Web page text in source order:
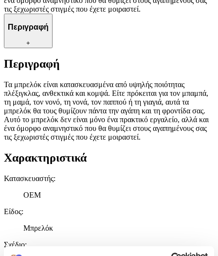
τις ξεχωριστές στιγμές που έχετε μοιραστεί.
Περιγραφή
+
Περιγραφή
Τα μπρελόκ είναι κατασκευασμένα από υψηλής ποιότητας
πλέξιγκλας, ανθεκτικά και κομψά. Είτε πρόκειται για τον μπαμπά,
τη μαμά, τον νονό, τη νονά, τον παππού ή τη γιαγιά, αυτά τα
μπρελόκ θα τους θυμίζουν πάντα την αγάπη και τη φροντίδα σας.
Αυτό το μπρελόκ δεν είναι μόνο ένα πρακτικό εργαλείο, αλλά και
ένα όμορφο αναμνηστικό που θα θυμίζει στους αγαπημένους σας
τις ξεχωριστές στιγμές που έχετε μοιραστεί.
Χαρακτηριστικά
Κατασκευαστής:
OEM
Είδος:
Μπρελόκ
Σχέδιο: